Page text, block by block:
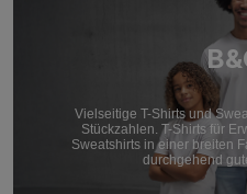
Vielseitige T-Shirts und
Stückzahlen. T-Shirts für
Sweatshirts in einer breiten
durchgehend